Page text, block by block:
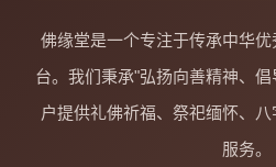
佛缘堂是一个专注于传承中华
台。我们秉承"弘扬向善精神、
户提供礼佛祈福、祭祀缅怀、
服务。